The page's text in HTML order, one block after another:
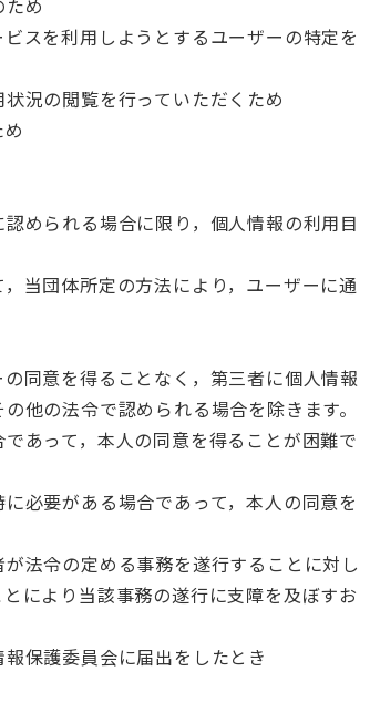
め
スを利用しようとするユーザーの特定を
況の閲覧を行っていただくため
められる場合に限り，個人情報の利用目
当団体所定の方法により，ユーザーに通
同意を得ることなく，第三者に個人情報
他の法令で認められる場合を除きます。
あって，本人の同意を得ることが困難で
必要がある場合であって，本人の同意を
法令の定める事務を遂行することに対し
により当該事務の遂行に支障を及ぼすお
保護委員会に届出をしたとき